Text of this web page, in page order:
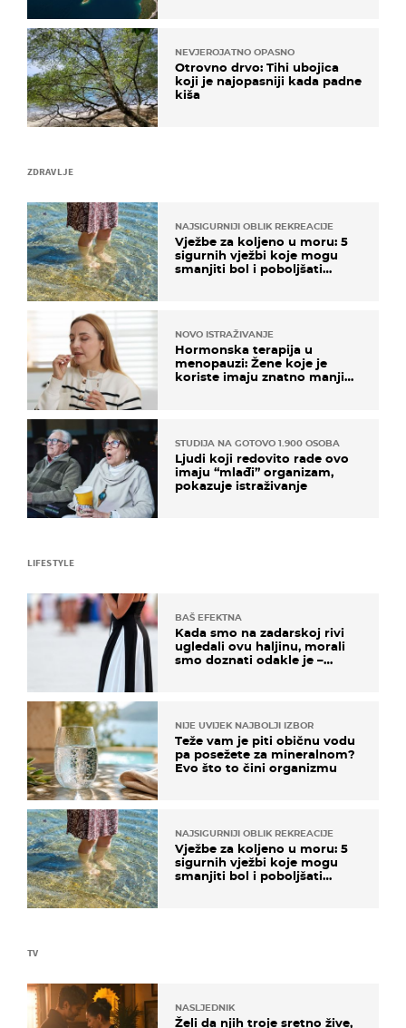
ZDRAVLJE
NAJSIGURNIJI OBLIK REKREACIJE
Vježbe za koljeno u moru: 5
sigurnih vježbi koje mogu
smanjiti bol i poboljšati
NOVO ISTRAŽIVANJE
Hormonska terapija u
menopauzi: Žene koje je
koriste imaju znatno manji
STUDIJA NA GOTOVO 1.900 OSOBA
Ljudi koji redovito rade ovo
imaju “mlađi” organizam,
pokazuje istraživanje
TV
NASLJEDNIK
Želi da njih troje sretno žive,
NEVJEROJATNO OPASNO
Otrovno drvo: Tihi ubojica
koji je najopasniji kada padne
kiša
LIFESTYLE
BAŠ EFEKTNA
Kada smo na zadarskoj rivi
ugledali ovu haljinu, morali
smo doznati odakle je –
NIJE UVIJEK NAJBOLJI IZBOR
Teže vam je piti običnu vodu
pa posežete za mineralnom?
Evo što to čini organizmu
NAJSIGURNIJI OBLIK REKREACIJE
Vježbe za koljeno u moru: 5
sigurnih vježbi koje mogu
smanjiti bol i poboljšati